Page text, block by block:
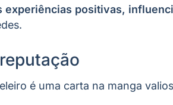
experiências positivas,
é uma carta na manga